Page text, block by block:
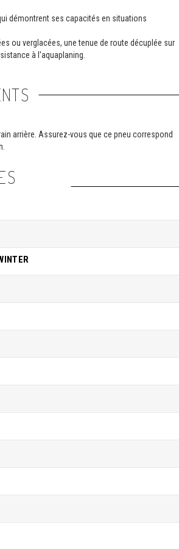
démontrent ses capacités en situations
ou verglacées, une tenue de route décuplée sur
à l'aquaplaning.
arrière. Assurez-vous que ce pneu correspond